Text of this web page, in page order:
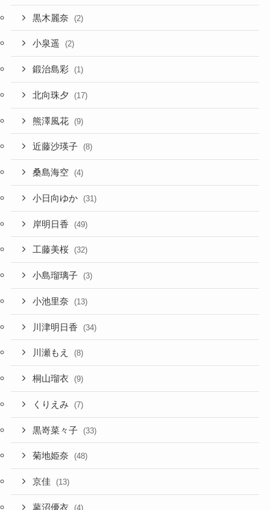
黒木麗奈 (2)
小泉遥 (2)
鍛治島彩 (1)
北向珠夕 (17)
熊澤風花 (9)
近藤沙瑛子 (8)
桑島海空 (4)
小日向ゆか (31)
岸明日香 (49)
工藤美桜 (32)
小島瑠璃子 (3)
小池里奈 (13)
川津明日香 (34)
川瀬もえ (8)
桐山瑠衣 (9)
くりえみ (7)
黒嵜菜々子 (33)
菊地姫奈 (48)
京佳 (13)
蓼沼優衣 (4)